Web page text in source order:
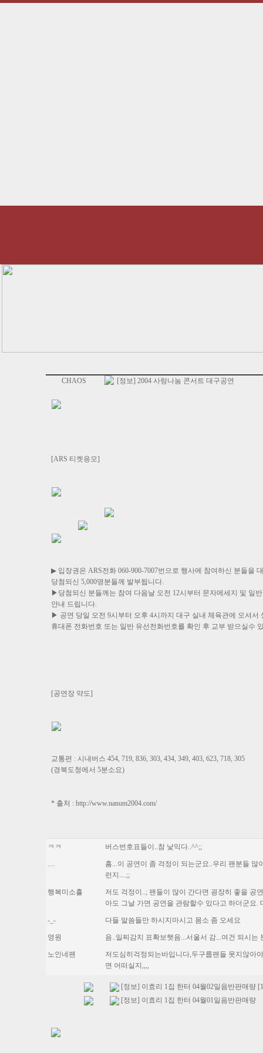
CHAOS [정보] 2004 사랑나눔 콘서트 대구공연
[ARS 티켓응모]
▶ 입장권은 ARS전화 060-900-7007번으로 행사에 참여하신 분들을
당첨되신 5,000명분들께 발부됩니다.
▶당첨되신 분들께는 참여 다음날 오전 12시부터 문자메세지 및 일
안내 드립니다.
▶ 공연 당일 오전 9시부터 오후 4시까지 대구 실내 체육관에 오셔서
휴대폰 전화번호 또는 일반 유선전화번호를 확인 후 교부 받으실수
[공연장 약도]
교통편 : 시내버스 454, 719, 836, 303, 434, 349, 403, 623, 718, 305
(경북도청에서 5분소요)
* 출처 :http://www.nanum2004.com/
ㅋㅋ 버스번호표들이..참 낯익다..^^;;
....
흠...이 공연이 좀 걱정이 되는군요..우리 팬분들
런지....;;
행복미소횰
저도 걱정이..; 팬들이 많이 간다면 굉장히 좋을 공
아도 그날 가면 공연을 관람할수 있다고 하더군요
-_- 다들 말씀들만 하시지마시고 몸소 좀 오세요
영원 음..일찌감치 표확보햇음...서울서 감...여건 되시
노인네팬
저도심히걱정되는바입니다,두구룹팬들 못지않아
면 어떠실지,,,,
[정보] 이효리 1집 한터 04월02일음반판매량
[정보] 이효리 1집 한터 04월01일음반판매량